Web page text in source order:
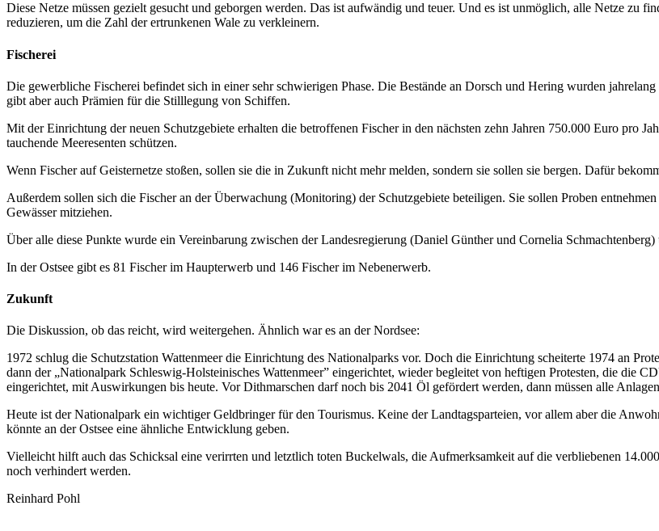
Diese Netze müssen gezielt gesucht und geborgen werden. Das ist aufwändig und teuer. Und es ist unmöglich, alle Netze zu
reduzieren, um die Zahl der ertrunkenen Wale zu verkleinern.
Fischerei
Die gewerbliche Fischerei befindet sich in einer sehr schwierigen Phase. Die Bestände an Dorsch und Hering wurden
gibt aber auch Prämien für die Stilllegung von Schiffen.
Mit der Einrichtung der neuen Schutzgebiete erhalten die betroffenen Fischer in den nächsten zehn Jahren 750.000 Euro pro
tauchende Meeresenten schützen.
Wenn Fischer auf Geisternetze stoßen, sollen sie die in Zukunft nicht mehr melden, sondern sie sollen sie bergen. Dafür
Außerdem sollen sich die Fischer an der Überwachung (Monitoring) der Schutzgebiete beteiligen. Sie sollen Proben
Gewässer mitziehen.
Über alle diese Punkte wurde ein Vereinbarung zwischen der Landesregierung (Daniel Günther und Cornelia
In der Ostsee gibt es 81 Fischer im Haupterwerb und 146 Fischer im Nebenerwerb.
Zukunft
Die Diskussion, ob das reicht, wird weitergehen. Ähnlich war es an der Nordsee:
1972 schlug die Schutzstation Wattenmeer die Einrichtung des Nationalparks vor. Doch die Einrichtung scheiterte 1974 an
dann der „Nationalpark Schleswig-Holsteinisches Wattenmeer” eingerichtet, wieder begleitet von heftigen Protesten, die die
eingerichtet, mit Auswirkungen bis heute. Vor Dithmarschen darf noch bis 2041 Öl gefördert werden, dann müssen alle
Heute ist der Nationalpark ein wichtiger Geldbringer für den Tourismus. Keine der Landtagsparteien, vor allem aber die
könnte an der Ostsee eine ähnliche Entwicklung geben.
Vielleicht hilft auch das Schicksal eine verirrten und letztlich toten Buckelwals, die Aufmerksamkeit auf die verbliebenen
noch verhindert werden.
Reinhard Pohl